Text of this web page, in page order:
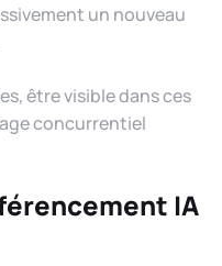
un nouveau
être visible dans ces
concurrentiel
IA